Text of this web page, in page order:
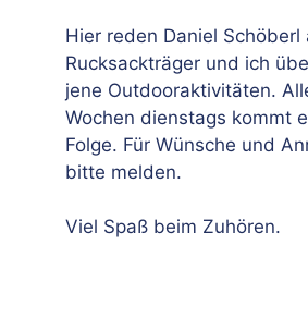
Hier reden Daniel Schöberl
Rucksackträger und ich
jene Outdooraktivitäten.
Wochen dienstags kommt
Folge. Für Wünsche und
bitte melden.
Viel Spaß beim Zuhören.